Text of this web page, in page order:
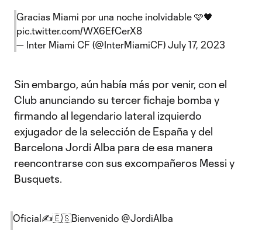
Gracias Miami por una noche inolvidable 🩷🖤
pic.twitter.com/WX6EfCerX8
— Inter Miami CF (@InterMiamiCF) July 17, 2023
Sin embargo, aún había más por venir, con el
Club anunciando su tercer fichaje bomba y
firmando al legendario lateral izquierdo
exjugador de la selección de España y del
Barcelona Jordi Alba para de esa manera
reencontrarse con sus excompañeros Messi y
Busquets.
Oficial✍️🇪🇸Bienvenido @JordiAlba